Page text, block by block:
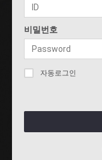
비밀번호
자동로그인